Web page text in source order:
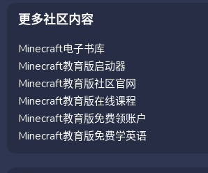
更多社区内容
Minecraft电子书库
Minecraft教育版启动器
Minecraft教育版社区官网
Minecraft教育版在线课程
Minecraft教育版免费领账户
Minecraft教育版免费学英语